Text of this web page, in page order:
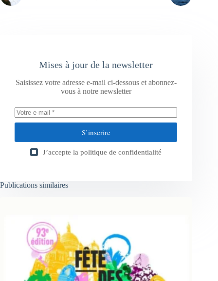
Mises à jour de la newsletter
Saisissez votre adresse e-mail ci-dessous et abonnez-
vous à notre newsletter
S’inscrire
J’accepte la politique de confidentialité
Publications similaires